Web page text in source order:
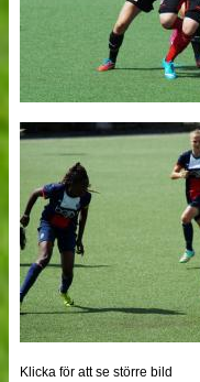
Klicka för att se större bild